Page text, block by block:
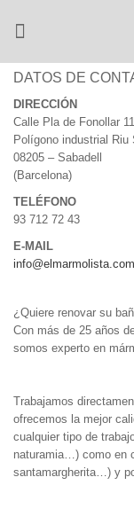
DATOS DE
DIRECCIÓN
Calle Pla de Fonollar 11
Polígono industrial Riu
08205 – Sabadell
(Barcelona)
TELÉFONO
93 712 72 43
E-MAIL
info@elmarmolista.com
¿Quiere renovar su
Con más de 25 años
somos experto en
Trabajamos
ofrecemos la mejor
cualquier tipo de
naturamia…) como en
santamargherita…) y